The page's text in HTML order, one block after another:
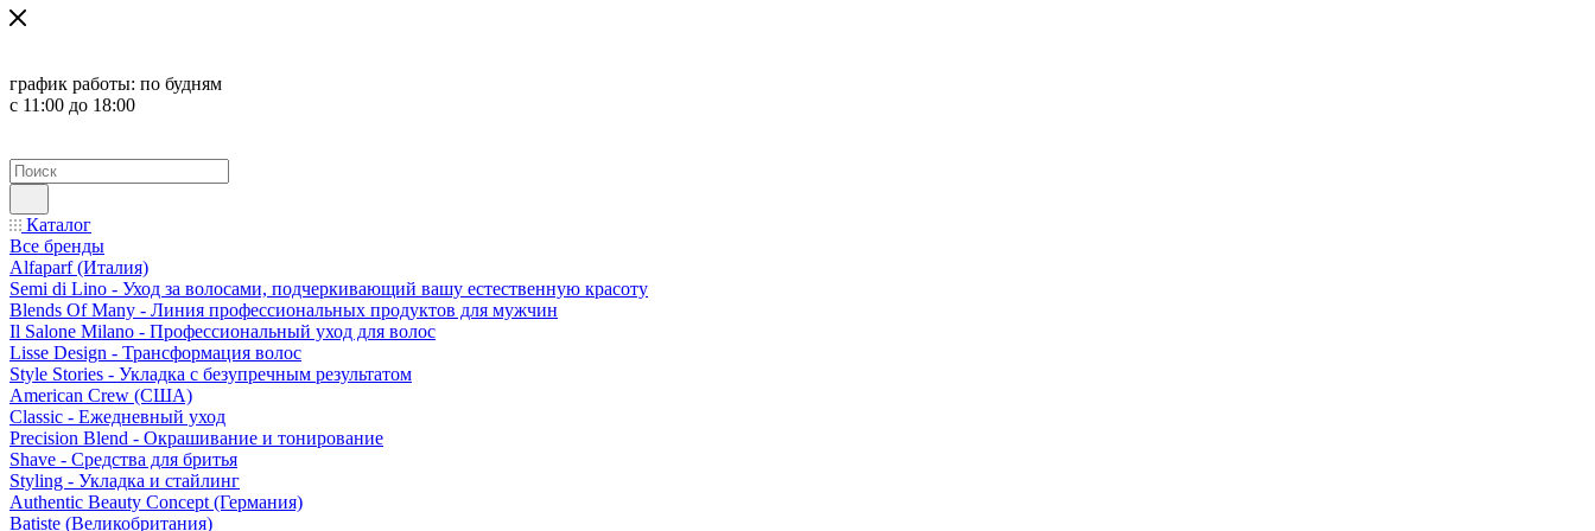
график работы: по будням
с 11:00 до 18:00
Каталог
Все бренды
Alfaparf (Италия)
Semi di Lino - Уход за волосами, подчеркивающий вашу естественную красоту
Blends Of Many - Линия профессиональных продуктов для мужчин
Il Salone Milano - Профессиональный уход для волос
Lisse Design - Трансформация волос
Style Stories - Укладка с безупречным результатом
American Crew (США)
Classic - Ежедневный уход
Precision Blend - Окрашивание и тонирование
Shave - Средства для бритья
Styling - Укладка и стайлинг
Authentic Beauty Concept (Германия)
Batiste (Великобритания)